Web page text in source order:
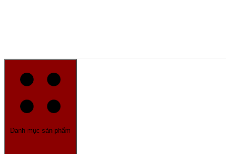
Danh mục sản phẩm